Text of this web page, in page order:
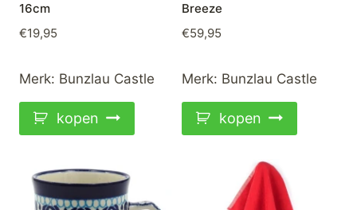
16cm
€19,95
Merk: Bunzlau Castle
kopen
Breeze
€59,95
Merk: Bunzlau Castle
kopen